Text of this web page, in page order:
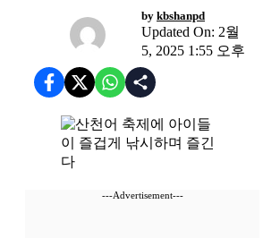
by kbshanpd
Updated On: 2월
5, 2025 1:55 오후
---Advertisement---